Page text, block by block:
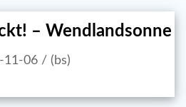
– Wendlandsonne
11-06 / (bs)